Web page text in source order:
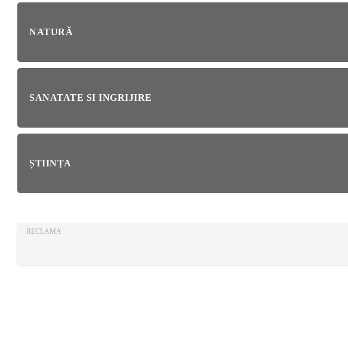
NATURĂ
SANATATE SI INGRIJIRE
ȘTIINȚA
RECLAMA
Ai simțit vreodată deja-vu?